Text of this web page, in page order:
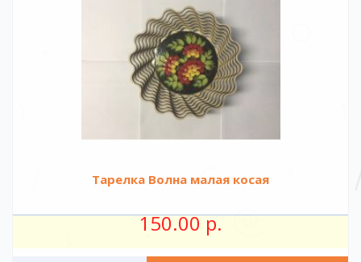
Тарелка Волна малая косая
150.00 р.